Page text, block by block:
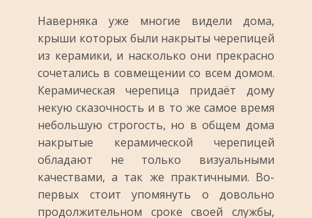
Наверняка уже многие видели дома,
крыши которых были накрыты черепицей
из керамики, и насколько они прекрасно
сочетались в совмещении со всем домом.
Керамическая черепица придаёт дому
некую сказочность и в то же самое время
небольшую строгость, но в общем дома
накрытые керамической черепицей
обладают не только визуальными
качествами, а так же практичными. Во-
первых стоит упомянуть о довольно
продолжительном сроке своей службы,